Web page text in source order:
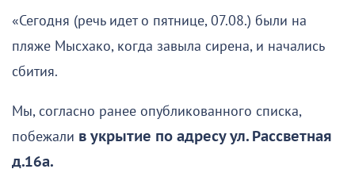
«Сегодня (речь идет о пятнице, 07.08.) были на
пляже Мысхако, когда завыла сирена, и начались
сбития.
Мы, согласно ранее опубликованного списка,
побежали в укрытие по адресу ул. Рассветная
д.16а.